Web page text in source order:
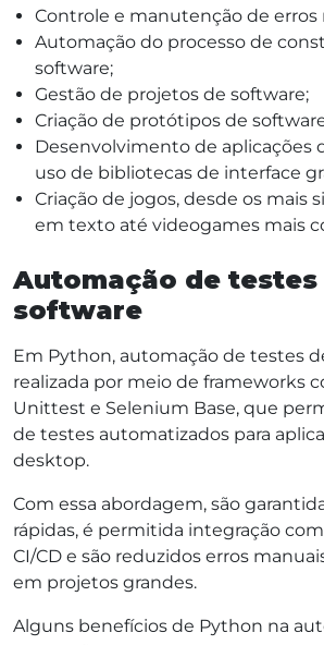
Controle e manutenção de erros
Automação do processo de
software;
Gestão de projetos de software;
Criação de protótipos de
Desenvolvimento de aplicações
uso de bibliotecas de interface
Criação de jogos, desde os mais
em texto até videogames mais
Automação de testes
software
Em Python, automação de testes
realizada por meio de frameworks
Unittest e Selenium Base, que
de testes automatizados para
desktop.
Com essa abordagem, são
rápidas, é permitida integração
CI/CD e são reduzidos erros
em projetos grandes.
Alguns benefícios de Python na